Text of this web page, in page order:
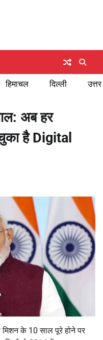
हिमाचल दिल्ली
अब हर
है Digital
मिशन के 10 साल पूरे होने पर